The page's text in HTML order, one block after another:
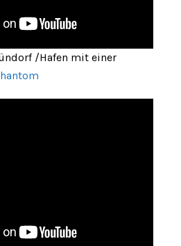
/Hafen mit einer